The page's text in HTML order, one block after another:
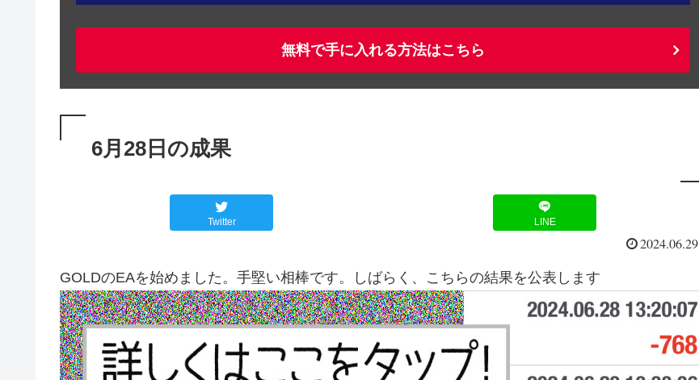
無料で手に入れる方法はこちら
6月28日の成果
Twitter LINE
2024.06.29
GOLDのEAを始めました。手堅い相棒です。しばらく、こちらの結果を公表します